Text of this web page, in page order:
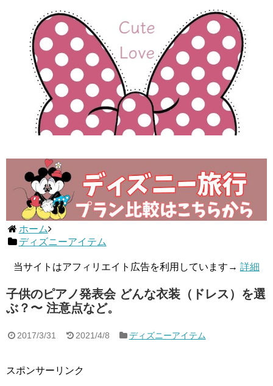
ホーム
ディズニーアイテム
当サイトはアフィリエイト広告を利用しています→ 詳細
子供のピアノ発表会 どんな衣装（ドレス）を選
ぶ？〜 注意点など。
2017/3/31 2021/4/8 ディズニーアイテム
スポンサーリンク